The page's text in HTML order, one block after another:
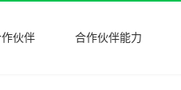
伙伴 合作伙伴能力